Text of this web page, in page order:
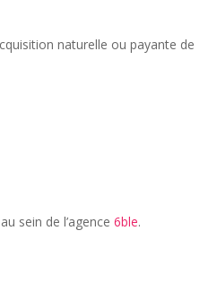
naturelle ou payante de
sein de l’agence6ble.